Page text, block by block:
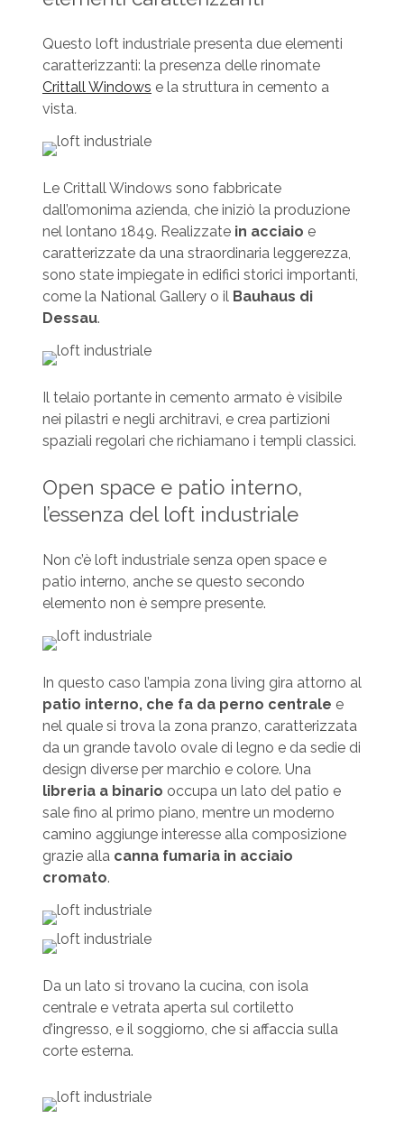
Questo loft industriale presenta due elementi
caratterizzanti: la presenza delle rinomate
Crittall Windows e la struttura in cemento a
vista.
Le Crittall Windows sono fabbricate
dall’omonima azienda, che iniziò la produzione
nel lontano 1849. Realizzate in acciaio e
caratterizzate da una straordinaria leggerezza,
sono state impiegate in edifici storici importanti,
come la National Gallery o il Bauhaus di
Dessau.
Il telaio portante in cemento armato è visibile
nei pilastri e negli architravi, e crea partizioni
spaziali regolari che richiamano i templi classici.
Open space e patio interno,
l’essenza del loft industriale
Non c’è loft industriale senza open space e
patio interno, anche se questo secondo
elemento non è sempre presente.
In questo caso l’ampia zona living gira attorno al
patio interno, che fa da perno centrale e
nel quale si trova la zona pranzo, caratterizzata
da un grande tavolo ovale di legno e da sedie di
design diverse per marchio e colore. Una
libreria a binario occupa un lato del patio e
sale fino al primo piano, mentre un moderno
camino aggiunge interesse alla composizione
grazie alla canna fumaria in acciaio
cromato.
Da un lato si trovano la cucina, con isola
centrale e vetrata aperta sul cortiletto
d’ingresso, e il soggiorno, che si affaccia sulla
corte esterna.